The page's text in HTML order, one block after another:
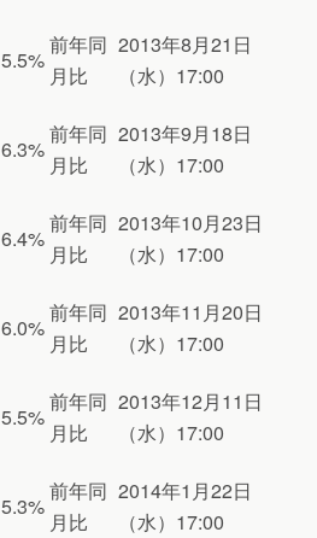
5.5%
前年同
月比
2013年8月21日
（水）17:00
6.3%
前年同
月比
2013年9月18日
（水）17:00
6.4%
前年同
月比
2013年10月23日
（水）17:00
6.0%
前年同
月比
2013年11月20日
（水）17:00
5.5%
前年同
月比
2013年12月11日
（水）17:00
5.3%
前年同
月比
2014年1月22日
（水）17:00